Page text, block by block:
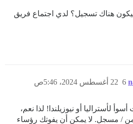
هناك تسجيل؟ لدي اجتماع فريق
22 أغسطس 2024، 5:46ص 6
لأستراليا أو نيوزيلندا! لذا نعم،
/ مسجل. لا يمكن أن يفوتك رؤساء